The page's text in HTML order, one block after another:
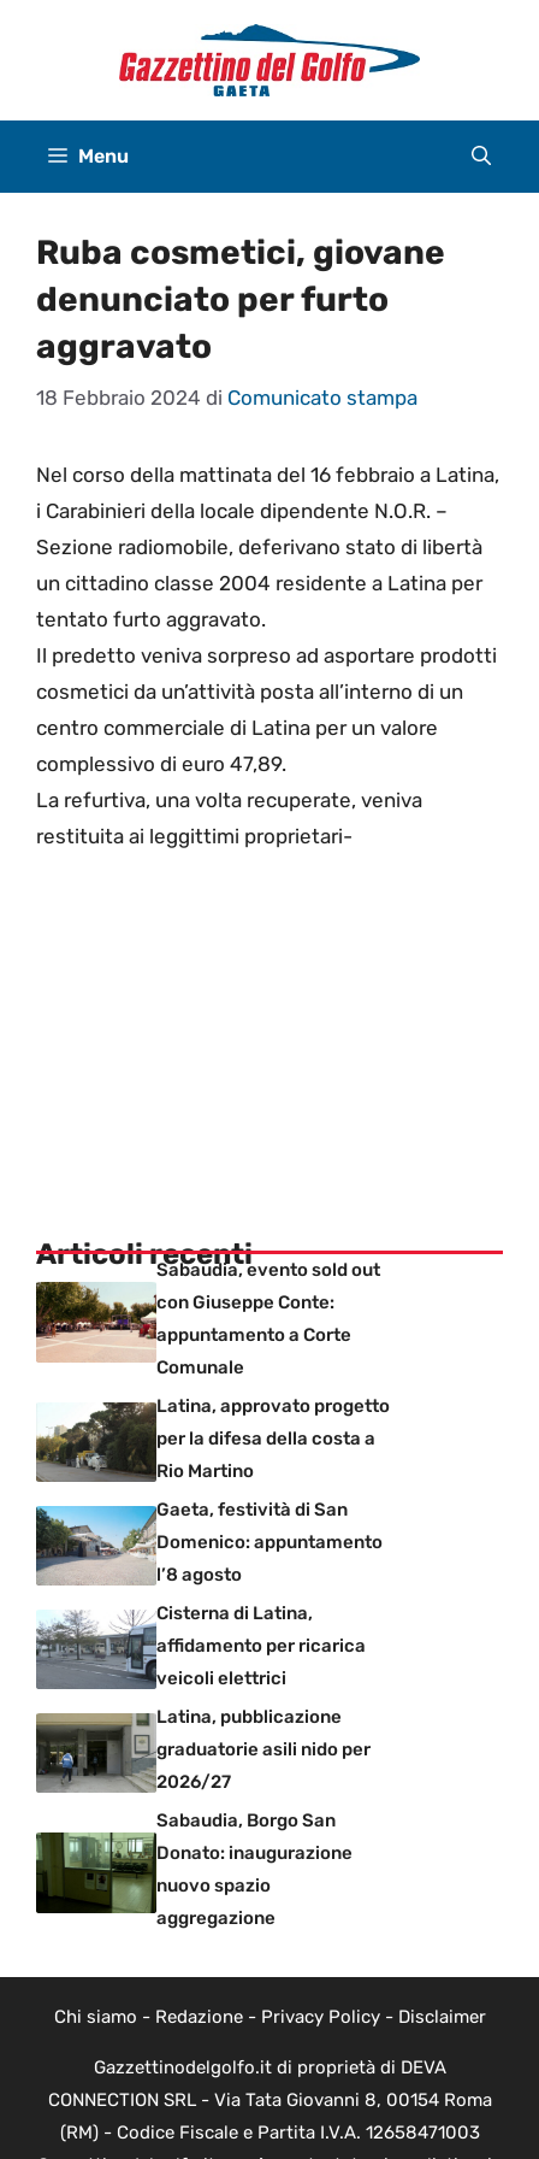
Menu
Ruba cosmetici, giovane
denunciato per furto
aggravato
18 Febbraio 2024 di Comunicato stampa
Nel corso della mattinata del 16 febbraio a Latina,
i Carabinieri della locale dipendente N.O.R. –
Sezione radiomobile, deferivano stato di libertà
un cittadino classe 2004 residente a Latina per
tentato furto aggravato.
Il predetto veniva sorpreso ad asportare prodotti
cosmetici da un’attività posta all’interno di un
centro commerciale di Latina per un valore
complessivo di euro 47,89.
La refurtiva, una volta recuperate, veniva
restituita ai leggittimi proprietari-
Articoli recentiSabaudia, evento sold out
con Giuseppe Conte:
appuntamento a Corte
Comunale
Latina, approvato progetto
per la difesa della costa a
Rio Martino
Gaeta, festività di San
Domenico: appuntamento
l’8 agosto
Cisterna di Latina,
affidamento per ricarica
veicoli elettrici
Latina, pubblicazione
graduatorie asili nido per
2026/27
Sabaudia, Borgo San
Donato: inaugurazione
nuovo spazio
aggregazione
Chi siamo - Redazione- Privacy Policy- Disclaimer
Gazzettinodelgolfo.it di proprietà di DEVA
CONNECTION SRL - Via Tata Giovanni 8, 00154 Roma
(RM) - Codice Fiscale e Partita I.V.A. 12658471003